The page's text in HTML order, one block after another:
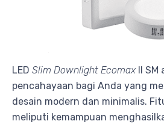
LED Slim Downlight EcomaxII SM
pencahayaan bagi Anda yang
desain modern dan minimalis.
meliputi kemampuan